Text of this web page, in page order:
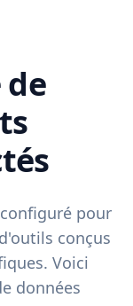
de
pour
conçus
Voici
données